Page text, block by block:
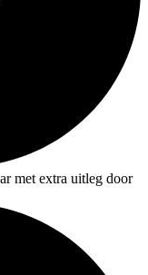
met extra uitleg door